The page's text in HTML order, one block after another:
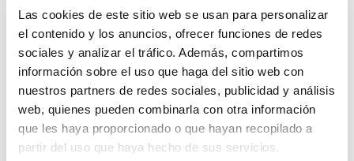
Las cookies de este sitio web se usan para personalizar
el contenido y los anuncios, ofrecer funciones de redes
sociales y analizar el tráfico. Además, compartimos
información sobre el uso que haga del sitio web con
nuestros partners de redes sociales, publicidad y análisis
web, quienes pueden combinarla con otra información
que les haya proporcionado o que hayan recopilado a
partir del uso que haya hecho de sus servicios.
basada en la innovación. Pues el 10% de nuestro
personal y el 15% de nuestra facturación se destina
a esta área y a la garantía de calidad.“Un
elemento fundamental en este objetivo es contar
también con los mejores proveedores, muchos de
ellos presentes en la feria, con los que mantenemos
una permanente y estrecha colaboración”, comenta
Inma Yuste, responsable de Compras.